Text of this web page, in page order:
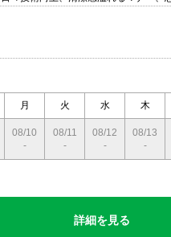
様にも安心してサービスをご利用し
合施工後7日以内にお電話頂ければ手
月 火 水 木
08/10
-
08/11
-
08/12
-
08/13
-
詳細を見る